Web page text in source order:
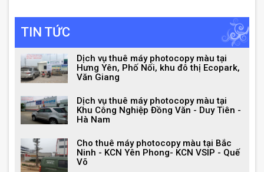
TIN TỨC
Dịch vụ thuê máy photocopy màu tại
Hưng Yên, Phố Nối, khu đô thị Ecopark,
Văn Giang
Dịch vụ thuê máy photocopy màu tại
Khu Công Nghiệp Đồng Văn - Duy Tiên -
Hà Nam
Cho thuê máy photocopy màu tại Bắc
Ninh - KCN Yên Phong- KCN VSIP - Quế
Võ